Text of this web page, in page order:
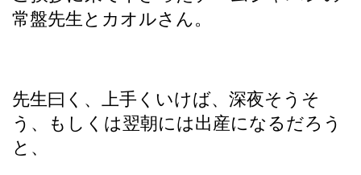
常盤先生とカオルさん。
先生曰く、上手くいけば、深夜そうそ
う、もしくは翌朝には出産になるだろう
と、